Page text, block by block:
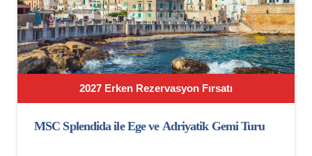
2027 Erken Rezervasyon Fırsatı
MSC Splendida ile Ege ve Adriyatik Gemi Turu